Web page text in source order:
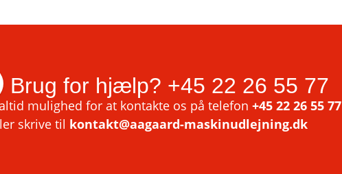
Brug for hjælp? +45 22 26 55 77
mulighed for at kontakte os på telefon +45 22 26 55 77
skrive til kontakt@aagaard-maskinudlejning.dk